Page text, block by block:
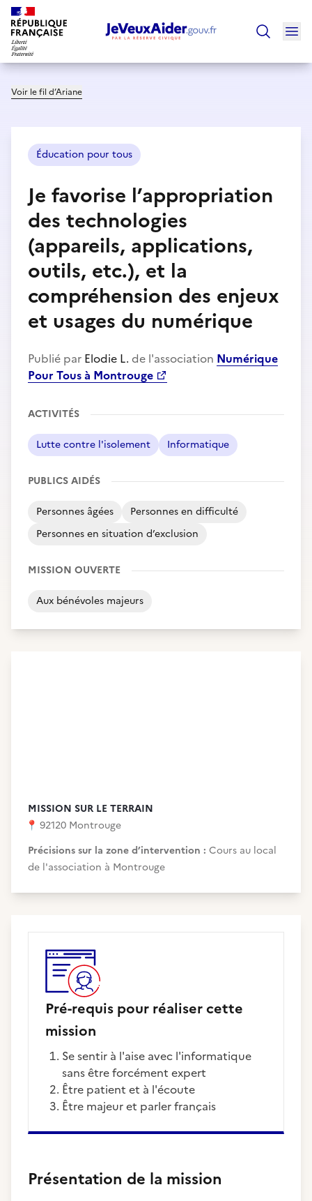
Voir le fil d’Ariane
Éducation pour tous
Je favorise l’appropriation
des technologies
(appareils, applications,
outils, etc.), et la
compréhension des enjeux
et usages du numérique
Publié par Elodie L. de l'association Numérique
Pour Tous à Montrouge
ACTIVITÉS
Lutte contre l'isolement Informatique
PUBLICS AIDÉS
Personnes âgées
Personnes en difficulté
Personnes en situation d’exclusion
MISSION OUVERTE
Aux bénévoles majeurs
MISSION SUR LE TERRAIN
📍 92120 Montrouge
Précisions sur la zone d’intervention : Cours au local
de l'association à Montrouge
Pré-requis pour réaliser cette
mission
Se sentir à l'aise avec l'informatique
sans être forcément expert
Être patient et à l'écoute
Être majeur et parler français
Présentation de la mission